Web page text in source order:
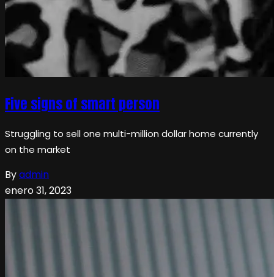
Five signs of smart person
Struggling to sell one multi-million dollar home currently
on the market
Byadmin
enero 31, 2023